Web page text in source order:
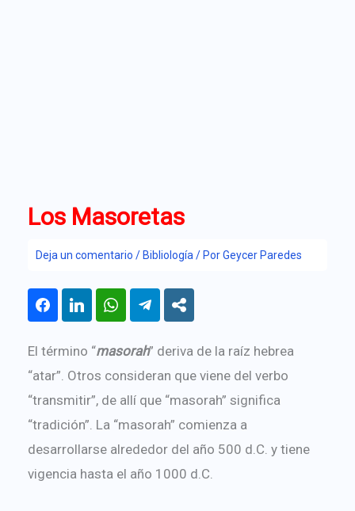
Los Masoretas
Deja un comentario / Bibliología / PorGeycer Paredes
El término “masorah” deriva de la raíz hebrea
“atar”. Otros consideran que viene del verbo
“transmitir”, de allí que “masorah” significa
“tradición”. La “masorah” comienza a
desarrollarse alrededor del año 500 d.C. y tiene
vigencia hasta el año 1000 d.C.